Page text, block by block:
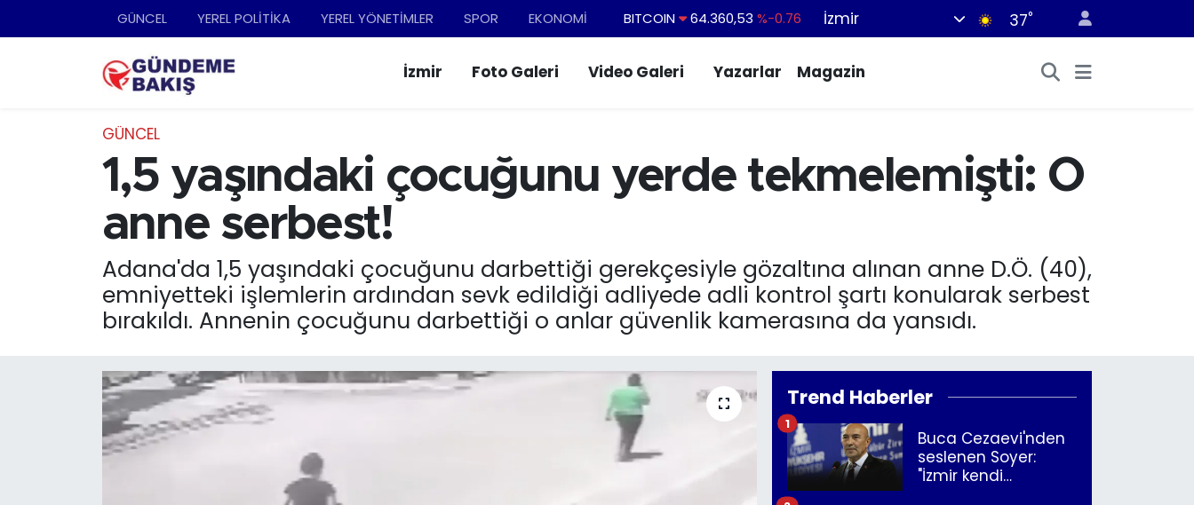
GÜNCEL YEREL POLİTİKA YEREL YÖNETİMLER SPOR EKONOMİ
64.360,53
%-0.76
DOLAR
47,7069%0.17
EURO
55,0265 %0.01
BİST100
13.887%64
İzmir 37°
İzmir Foto Galeri Video Galeri Yazarlar Magazin
GÜNCEL
1,5 yaşındaki çocuğunu yerde tekmelemişti: O
anne serbest!
Adana'da 1,5 yaşındaki çocuğunu darbettiği gerekçesiyle gözaltına alınan anne D.Ö. (40),
emniyetteki işlemlerin ardından sevk edildiği adliyede adli kontrol şartı konularak serbest
bırakıldı. Annenin çocuğunu darbettiği o anlar güvenlik kamerasına da yansıdı.
Trend Haberler
Buca Cezaevi'nden
seslenen Soyer:
"İzmir kendi
1
Ankara
DÜNYA
EKONOMİ
GÜNCEL
KÜLTÜR SANAT
Nöbetçi Eczaneler
Trafik Durumu
Süper Lig Puan Durumu ve Fikstür
Son Dakika Haberleri